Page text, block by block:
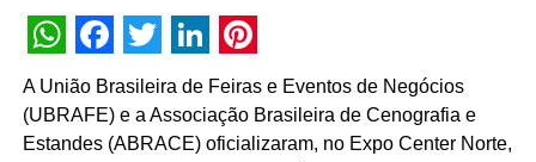
Digitalização. A primeira edição ocorreu em Tokyo, no
Japão, e a segunda em Munique, na Alemanha. A terceira
a receber o evento, e chega em um momento muito
especial da marca, que cumpriu a promessa de fazer a
maior renovação tecnológica de sua história no Brasil e
WhatsApp
Facebook
Twitter
LinkedIn
Pinterest
A União Brasileira de Feiras e Eventos de Negócios
(UBRAFE) e a Associação Brasileira de Cenografia e
Estandes (ABRACE) oficializaram, no Expo Center Norte,